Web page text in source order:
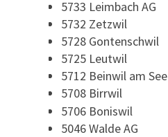
5733 Leimbach AG
5732 Zetzwil
5728 Gontenschwil
5725 Leutwil
5712 Beinwil am See
5708 Birrwil
5706 Boniswil
5046 Walde AG